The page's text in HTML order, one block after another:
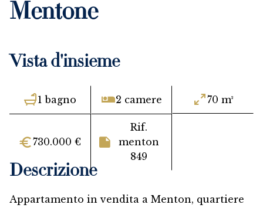
Mentone
Vista d'insieme
1 bagno 2 camere 70 m²
730.000 €
Rif.
menton
849
Descrizione
Appartamento in vendita a Menton, quartiere